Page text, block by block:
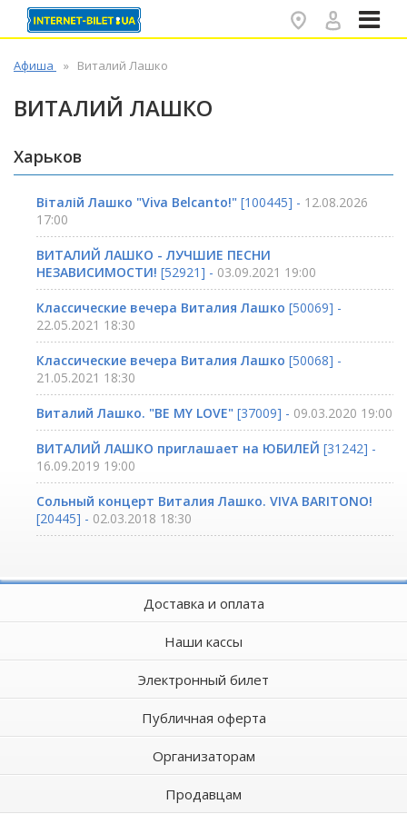
Афиша Виталий Лашко
ВИТАЛИЙ ЛАШКО
Харьков
Віталій Лашко "Viva Belcanto!" [100445] - 12.08.2026
17:00
ВИТАЛИЙ ЛАШКО - ЛУЧШИЕ ПЕСНИ
НЕЗАВИСИМОСТИ! [52921] - 03.09.2021 19:00
Классические вечера Виталия Лашко [50069] -
22.05.2021 18:30
Классические вечера Виталия Лашко [50068] -
21.05.2021 18:30
Виталий Лашко. "BE MY LOVE" [37009] - 09.03.2020 19:00
ВИТАЛИЙ ЛАШКО приглашает на ЮБИЛЕЙ [31242] -
16.09.2019 19:00
Сольный концерт Виталия Лашко. VIVA BARITONO!
[20445] - 02.03.2018 18:30
Доставка и оплата
Наши кассы
Электронный билет
Публичная оферта
Организаторам
Продавцам